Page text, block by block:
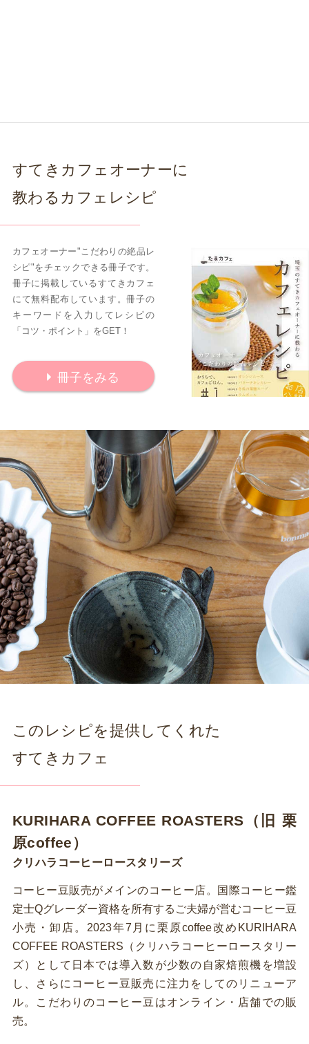
すてきカフェオーナーに
教わるカフェレシピ
カフェオーナー"こだわりの絶品レ
シピ"をチェックできる冊子です。
冊子に掲載しているすてきカフェ
にて無料配布しています。冊子の
キーワードを入力してレシピの
「コツ・ポイント」をGET！
冊子をみる
このレシピを提供してくれた
すてきカフェ
KURIHARA COFFEE ROASTERS（旧 栗
原coffee）
クリハラコーヒーロースタリーズ
コーヒー豆販売がメインのコーヒー店。国際コーヒー鑑
定士Qグレーダー資格を所有するご夫婦が営むコーヒー豆
小売・卸店。2023年7月に栗原coffee改めKURIHARA
COFFEE ROASTERS（クリハラコーヒーロースタリー
ズ）として日本では導入数が少数の自家焙煎機を増設
し、さらにコーヒー豆販売に注力をしてのリニューア
ル。こだわりのコーヒー豆はオンライン・店舗での販
売。